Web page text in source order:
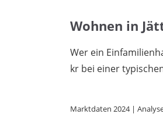
Wohnen in
Wer ein
kr bei einer
Marktdaten 2024 |